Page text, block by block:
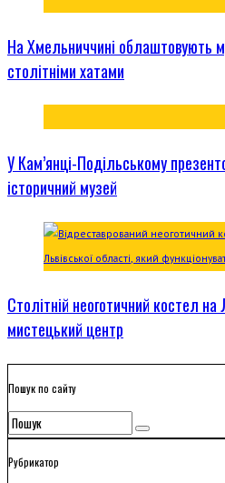
На Хмельниччині облаштовують
столітніми хатами
У Кам’янці-Подільському
історичний музей
Столітній неоготичний костел
мистецький центр
Пошук по сайту
Рубрикатор